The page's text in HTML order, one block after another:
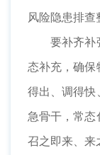
风险隐患排查
要补齐补强
态补充，确
得出、调得快
急骨干，常
召之即来、来